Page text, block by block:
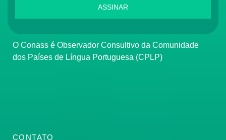
ASSINAR
O Conass é Observador Consultivo da Comunidade
dos Países de Língua Portuguesa (CPLP)
CONTATO